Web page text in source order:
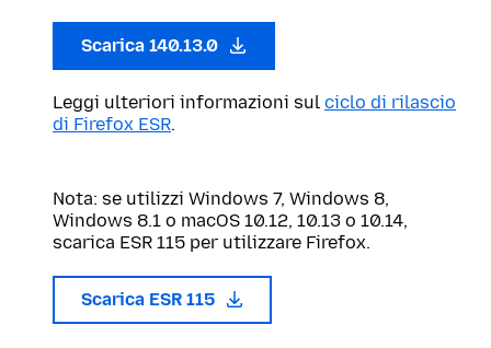
Scarica 140.13.0
Leggi ulteriori informazioni sul ciclo di rilascio
di Firefox ESR.
Nota: se utilizzi Windows 7, Windows 8,
Windows 8.1 o macOS 10.12, 10.13 o 10.14,
scarica ESR 115 per utilizzare Firefox.
Scarica ESR 115